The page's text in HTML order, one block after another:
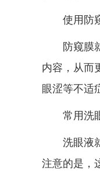
使用防
防窥膜
内容，从而
眼涩等不适
常用洗
洗眼液
注意的是，